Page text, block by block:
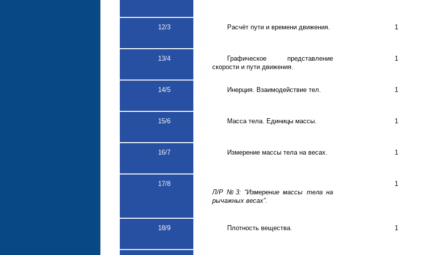
12/3 Расчёт пути и времени движения. 1
13/4
Графическое представление
скорости и пути движения.
1
14/5 Инерция. Взаимодействие тел. 1
15/6 Масса тела. Единицы массы. 1
16/7 Измерение массы тела на весах. 1
17/8
Л/Р №3: “Измерение массы тела на
рычажных весах”.
1
18/9 Плотность вещества. 1